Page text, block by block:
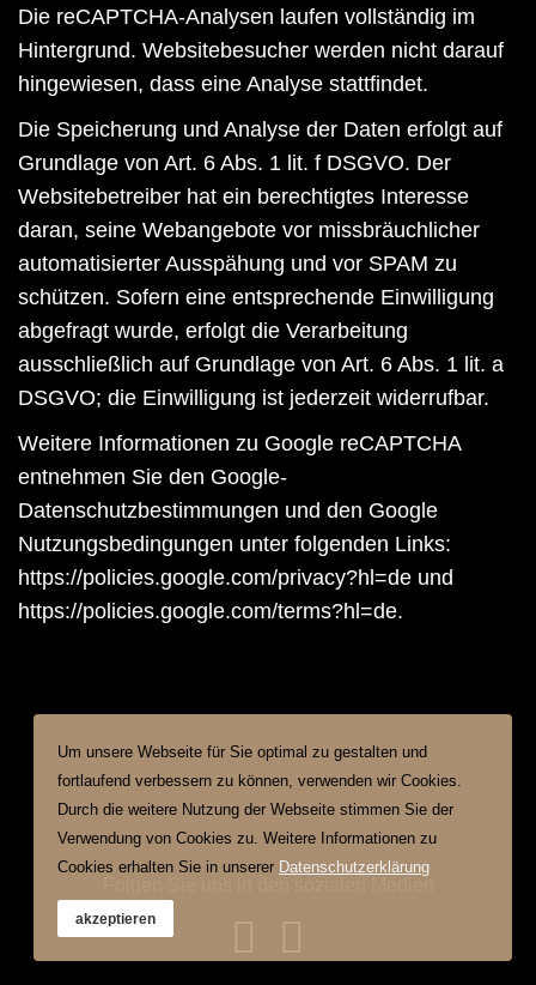
Die reCAPTCHA-Analysen laufen vollständig im
Hintergrund. Websitebesucher werden nicht darauf
hingewiesen, dass eine Analyse stattfindet.
Die Speicherung und Analyse der Daten erfolgt auf
Grundlage von Art. 6 Abs. 1 lit. f DSGVO. Der
Websitebetreiber hat ein berechtigtes Interesse
daran, seine Webangebote vor missbräuchlicher
automatisierter Ausspähung und vor SPAM zu
schützen. Sofern eine entsprechende Einwilligung
abgefragt wurde, erfolgt die Verarbeitung
ausschließlich auf Grundlage von Art. 6 Abs. 1 lit. a
DSGVO; die Einwilligung ist jederzeit widerrufbar.
Weitere Informationen zu Google reCAPTCHA
entnehmen Sie den Google-
Datenschutzbestimmungen und den Google
Nutzungsbedingungen unter folgenden Links:
https://policies.google.com/privacy?hl=de und
https://policies.google.com/terms?hl=de.
Um unsere Webseite für Sie optimal zu gestalten und
fortlaufend verbessern zu können, verwenden wir Cookies.
Durch die weitere Nutzung der Webseite stimmen Sie der
Verwendung von Cookies zu. Weitere Informationen zu
Cookies erhalten Sie in unserer Datenschutzerklärung
akzeptieren